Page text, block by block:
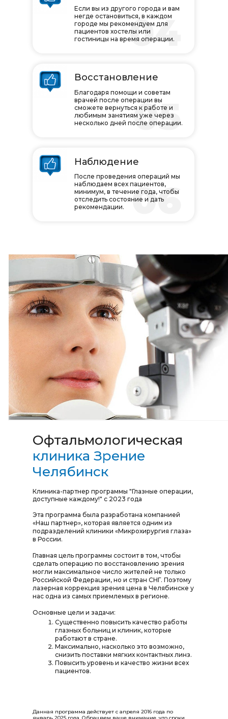
04
05
06
Восстановление
Наблюдение
Если вы из другого города и вам
негде остановиться, в каждом
городе мы рекомендуем для
пациентов хостелы или
гостиницы на время операции.
Благодаря помощи и советам
врачей после операции вы
сможете вернуться к работе и
любимым занятиям уже через
несколько дней после операции.
После проведения операций мы
наблюдаем всех пациентов,
минимум, в течение года, чтобы
отследить состояние и дать
рекомендации.
Офтальмологическая
клиника Зрение
Челябинск
Клиника-партнер программы "Глазные операции,
доступные каждому!" с 2023 года
Эта программа была разработана компанией
«Наш партнер», которая является одним из
подразделений клиники «Микрохирургия глаза»
в России.
Главная цель программы состоит в том, чтобы
сделать операцию по восстановлению зрения
могли максимальное число жителей не только
Российской Федерации, но и стран СНГ. Поэтому
лазерная коррекция зрения цена в Челябинске у
нас одна из самых приемлемых в регионе.
Основные цели и задачи:
Существенно повысить качество работы
глазных больниц и клиник, которые
работают в стране.
Максимально, насколько это возможно,
снизить поставки мягких контактных линз.
Повысить уровень и качество жизни всех
пациентов.
Данная программа действует с апреля 2016 года по